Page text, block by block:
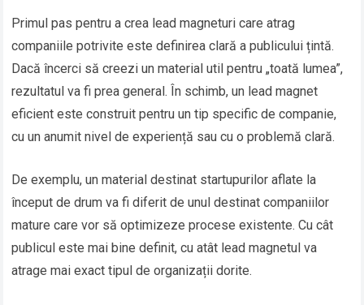
Primul pas pentru a crea lead magneturi care atrag
companiile potrivite este definirea clară a publicului țintă.
Dacă încerci să creezi un material util pentru „toată lumea”,
rezultatul va fi prea general. În schimb, un lead magnet
eficient este construit pentru un tip specific de companie,
cu un anumit nivel de experiență sau cu o problemă clară.
De exemplu, un material destinat startupurilor aflate la
început de drum va fi diferit de unul destinat companiilor
mature care vor să optimizeze procese existente. Cu cât
publicul este mai bine definit, cu atât lead magnetul va
atrage mai exact tipul de organizații dorite.